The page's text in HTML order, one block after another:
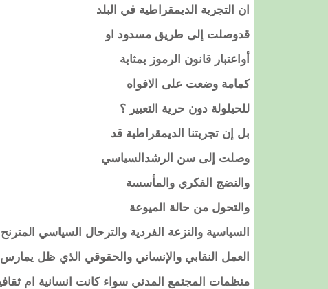
ان التجربة الديمقراطية في البلد
قدوصلت إلى طريق مسدود او
أواعتبار قانون الرموز بمثابة
كمامة وضعت على الافواه
للحيلولة دون حرية التعبير ؟
بل إن تجربتنا الديمقراطية قد
وصلت إلى سن الرشدالسياسي
والنضج الفكري والمأسسة
والتحول من حالة الميوعة
السياسية والنزعة الفردية والترحال السياسي
العمل النقابي والإنساني والحقوقي الذي ظل
منظمات المجتمع المدني سواء كانت انسانية ام